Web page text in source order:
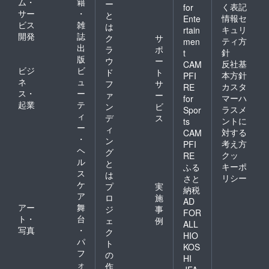
サー
ビス
開発
・
雑
誌
出
版
ビジ
ネ
ス・
起業
ビ
ュ
ー
テ
ィ
ー
・
ヘ
ル
ス
ケ
ア
アー
ト・
写真
舞
台
・
パ
フ
ォ
ー
と
は
ク
ラ
ウ
ド
フ
ァ
ン
デ
ィ
ン
グ
と
は
サ
ポ
ー
ト
サ
ー
ビ
ス
プ
ロ
ジ
ェ
ク
ト
の
作
実
施
事
例
for
Ente
rtain
men
t
CAM
PFI
RE
for
Spor
ts
CAM
PFI
RE
ふる
さと
納税
AD
FOR
ALL
HIO
KOS
HI
く表記
情報セ
キュリ
ティ方
針
反社基
本方針
カスタ
マーハ
ラスメ
ントに
対する
考え方
クッ
キーポ
リシー